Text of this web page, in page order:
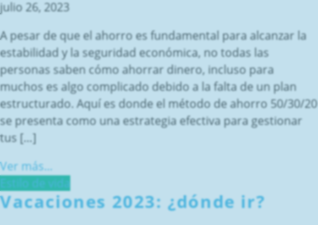
julio 26, 2023
A pesar de que el ahorro es fundamental para alcanzar la
estabilidad y la seguridad económica, no todas las
personas saben cómo ahorrar dinero, incluso para
muchos es algo complicado debido a la falta de un plan
estructurado. Aquí es donde el método de ahorro 50/30/20
se presenta como una estrategia efectiva para gestionar
tus […]
Ver más...
Estilo de vida
Vacaciones 2023: ¿dónde ir?